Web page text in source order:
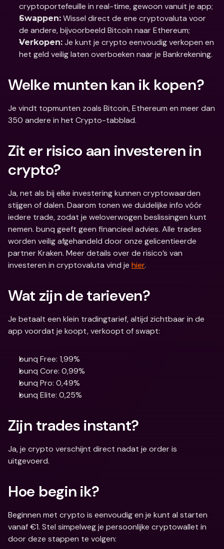
cryptoportefeuille in real-time, gewoon vanuit je app;
Swappen: Wissel direct de ene cryptovaluta voor
de andere, bijvoorbeeld Bitcoin naar Ethereum;
Verkopen: Je kunt je crypto eenvoudig verkopen en
het geld veilig laten overboeken naar je Bankrekening.
Welke munten kan ik kopen?
Je vindt topmunten zoals Bitcoin, Ethereum en meer dan
350 andere in het Crypto-tabblad.
Zit er risico aan investeren in
crypto?
Ja, net als bij elke investering kunnen cryptowaarden
stijgen of dalen. Daarom tonen we duidelijke info vóór
iedere trade, zodat je weloverwogen beslissingen kunt
nemen. bunq geeft geen financieel advies. Alle trades
worden veilig afgehandeld door onze gelicentieerde
partner Kraken. Meer details over de risico’s van
investeren in cryptovaluta vind je hier.
Wat zijn de tarieven?
Je betaalt een klein tradingtarief, altijd zichtbaar in de
app voordat je koopt, verkoopt of swapt:
bunq Free: 1,99%
bunq Core: 0,99%
bunq Pro: 0,49%
bunq Elite: 0,25%
Zijn trades instant?
Ja, je crypto verschijnt direct nadat je order is
uitgevoerd.
Hoe begin ik?
Beginnen met crypto is eenvoudig en je kunt al starten
vanaf €1. Stel simpelweg je persoonlijke cryptowallet in
door deze stappen te volgen: